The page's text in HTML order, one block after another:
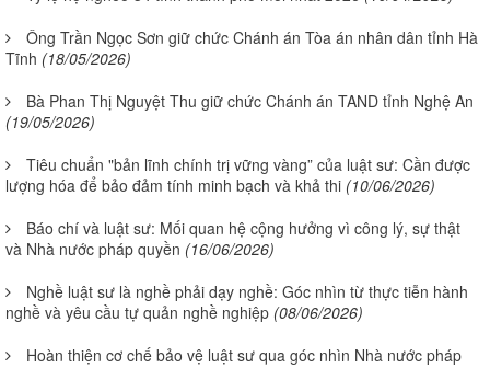
Ông Trần Ngọc Sơn giữ chức Chánh án Tòa án nhân dân tỉnh Hà
Tĩnh (18/05/2026)
Bà Phan Thị Nguyệt Thu giữ chức Chánh án TAND tỉnh Nghệ An
(19/05/2026)
Tiêu chuẩn "bản lĩnh chính trị vững vàng” của luật sư: Cần được
lượng hóa để bảo đảm tính minh bạch và khả thi (10/06/2026)
Báo chí và luật sư: Mối quan hệ cộng hưởng vì công lý, sự thật
và Nhà nước pháp quyền (16/06/2026)
Nghề luật sư là nghề phải dạy nghề: Góc nhìn từ thực tiễn hành
nghề và yêu cầu tự quản nghề nghiệp (08/06/2026)
Hoàn thiện cơ chế bảo vệ luật sư qua góc nhìn Nhà nước pháp